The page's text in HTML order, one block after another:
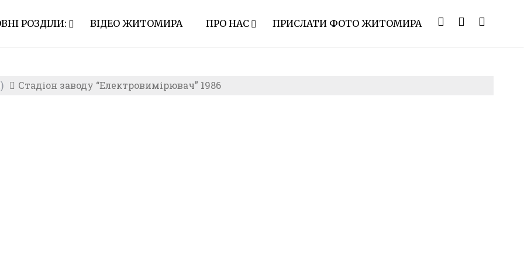
РОЗДІЛИ: ВІДЕО ЖИТОМИРА ПРО НАС ПРИСЛАТИ ФОТО ЖИТОМИРА
Стадіон заводу “Електровимірювач” 1986